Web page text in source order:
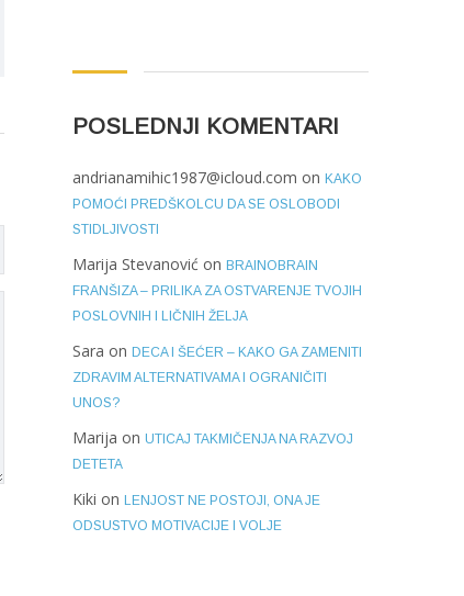
POSLEDNJI KOMENTARI
andrianamihic1987@icloud.com on KAKO
POMOĆI PREDŠKOLCU DA SE OSLOBODI
STIDLJIVOSTI
Marija Stevanović on BRAINOBRAIN
FRANŠIZA – PRILIKA ZA OSTVARENJE TVOJIH
POSLOVNIH I LIČNIH ŽELJA
Sara on DECA I ŠEĆER – KAKO GA ZAMENITI
ZDRAVIM ALTERNATIVAMA I OGRANIČITI
UNOS?
Marija on UTICAJ TAKMIČENJA NA RAZVOJ
DETETA
Kiki on LENJOST NE POSTOJI, ONA JE
ODSUSTVO MOTIVACIJE I VOLJE